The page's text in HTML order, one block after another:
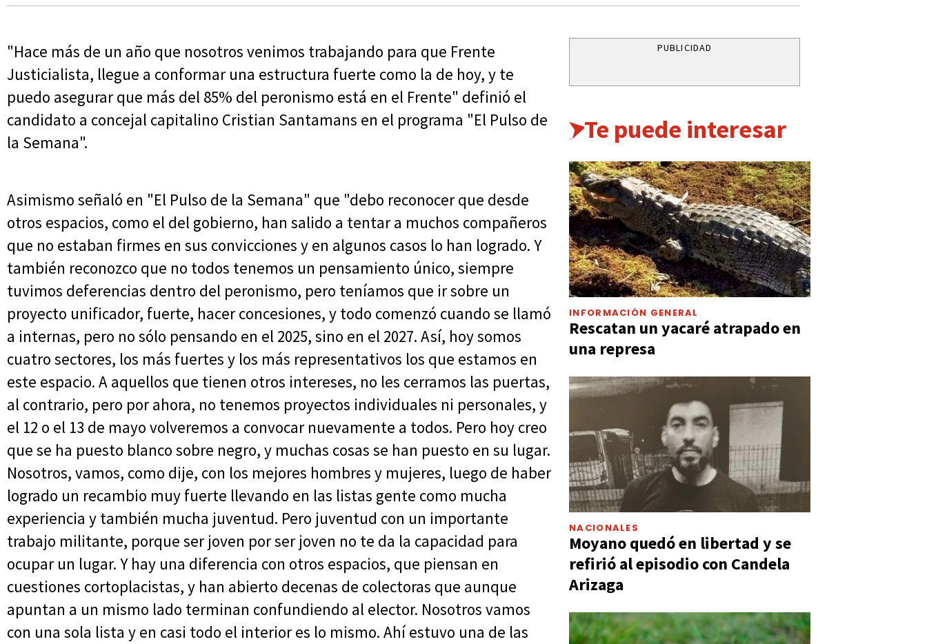
"Hace más de un año que nosotros venimos trabajando para que Frente
Justicialista, llegue a conformar una estructura fuerte como la de hoy, y te
puedo asegurar que más del 85% del peronismo está en el Frente" definió el
candidato a concejal capitalino Cristian Santamans en el programa "El Pulso de
la Semana".
Asimismo señaló en "El Pulso de la Semana" que "debo reconocer que desde
otros espacios, como el del gobierno, han salido a tentar a muchos compañeros
que no estaban firmes en sus convicciones y en algunos casos lo han logrado. Y
también reconozco que no todos tenemos un pensamiento único, siempre
tuvimos deferencias dentro del peronismo, pero teníamos que ir sobre un
proyecto unificador, fuerte, hacer concesiones, y todo comenzó cuando se llamó
a internas, pero no sólo pensando en el 2025, sino en el 2027. Así, hoy somos
cuatro sectores, los más fuertes y los más representativos los que estamos en
este espacio. A aquellos que tienen otros intereses, no les cerramos las puertas,
al contrario, pero por ahora, no tenemos proyectos individuales ni personales, y
el 12 o el 13 de mayo volveremos a convocar nuevamente a todos. Pero hoy creo
que se ha puesto blanco sobre negro, y muchas cosas se han puesto en su lugar.
Nosotros, vamos, como dije, con los mejores hombres y mujeres, luego de haber
logrado un recambio muy fuerte llevando en las listas gente como mucha
experiencia y también mucha juventud. Pero juventud con un importante
trabajo militante, porque ser joven por ser joven no te da la capacidad para
ocupar un lugar. Y hay una diferencia con otros espacios, que piensan en
cuestiones cortoplacistas, y han abierto decenas de colectoras que aunque
apuntan a un mismo lado terminan confundiendo al elector. Nosotros vamos
con una sola lista y en casi todo el interior es lo mismo. Ahí estuvo una de las
PUBLICIDAD
Te puede interesar
INFORMACIÓN GENERAL
Rescatan un yacaré atrapado en
una represa
NACIONALES
Moyano quedó en libertad y se
refirió al episodio con Candela
Arizaga